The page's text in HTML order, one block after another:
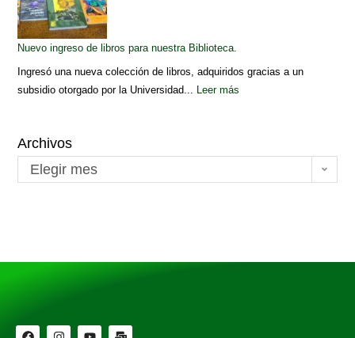
Nuevo ingreso de libros para nuestra Biblioteca.
Ingresó una nueva colección de libros, adquiridos gracias a un
subsidio otorgado por la Universidad... Leer más
Archivos
Elegir mes